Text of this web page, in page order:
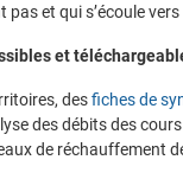
pas et qui s’écoule
et
desfiches de
des débits des
de réchauffement